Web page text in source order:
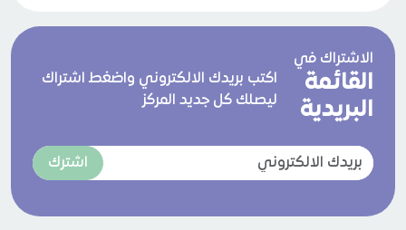
الاشتراك في
القائمة
البريدية
اكتب بريدك الالكتروني واضغط اشتراك
ليصلك كل جديد المركز
اشترك